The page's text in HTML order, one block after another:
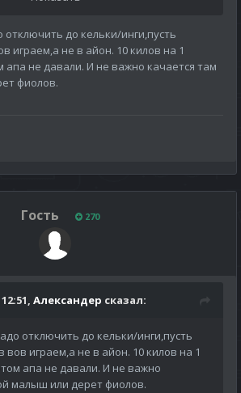
до кельки/инги,пусть
играем,а не в айон. 10 килов на 1
апа не давали. И не важно качается там
фиолов.
Гость 270
Александер сказал:
отключить до кельки/инги,пусть
играем,а не в айон. 10 килов на 1
апа не давали. И не важно
малыш или дерет фиолов.